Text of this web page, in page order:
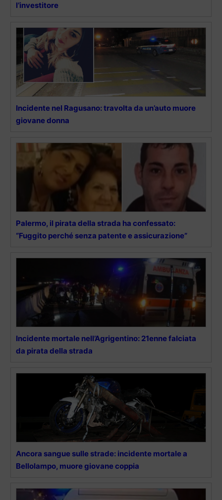
l’investitore
Incidente nel Ragusano: travolta da un’auto muore
giovane donna
Palermo, il pirata della strada ha confessato:
“Fuggito perché senza patente e assicurazione”
Incidente mortale nell’Agrigentino: 21enne falciata
da pirata della strada
Ancora sangue sulle strade: incidente mortale a
Bellolampo, muore giovane coppia